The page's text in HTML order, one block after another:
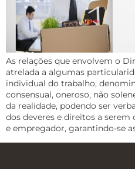
As relações que envolvem o
atrelada a algumas
individual do trabalho,
consensual, oneroso, não
da realidade, podendo ser
dos deveres e direitos a
e empregador, garantindo-se